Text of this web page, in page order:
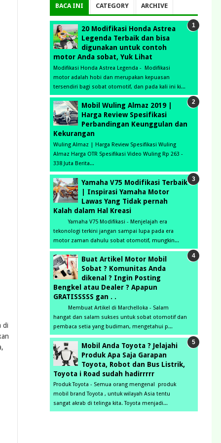
di
BACA INI CATEGORY ARCHIVE
20 Modifikasi Honda Astrea
Legenda Terbaik dan bisa
digunakan untuk contoh
motor Anda sobat, Yuk Lihat
Modifikasi Honda Astrea Legenda - Modifikasi
motor adalah hobi dan merupakan kepuasan
tersendiri bagi sobat otomotif, dan pada kali ini ki...
Mobil Wuling Almaz 2019 |
Harga Review Spesifikasi
Perbandingan Keunggulan dan
Kekurangan
Wuling Almaz | Harga Review Spesifikasi Wuling
Almaz Harga OTR Spesifikasi Video Wuling Rp 263 -
338 Juta Berita...
Yamaha V75 Modifikasi Terbaik
| Inspirasi Yamaha Motor
Lawas Yang Tidak pernah
Kalah dalam Hal Kreasi
Yamaha V75 Modifikasi - Menjelajah era
tekonologi terkini jangan sampai lupa pada era
motor zaman dahulu sobat otomotif, mungkin...
Buat Artikel Motor Mobil
Sobat ? Komunitas Anda
dikenal ? Ingin Posting
Bengkel atau Dealer ? Apapun
GRATISSSSS gan . .
Membuat Artikel di Marchelloka - Salam
hangat dan salam sukses untuk sobat otomotif dan
pembaca setia yang budiman, mengetahui p...
Mobil Anda Toyota ? Jelajahi
Produk Apa Saja Garapan
Toyota, Robot dan Bus Listrik,
Toyota i Road sudah hadirrrrr
Produk Toyota - Semua orang mengenal produk
mobil brand Toyota , untuk wilayah Asia tentu
sangat akrab di telinga kita. Toyota menjadi...